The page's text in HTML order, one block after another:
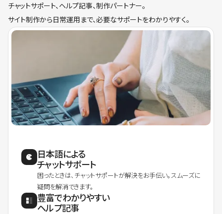
チャットサポート、ヘルプ記事、制作パートナー。
サイト制作から日常運用まで、必要なサポートをわかりやすく。
日本語による
チャットサポート
困ったときは、チャットサポートが解決をお手伝い。スムーズに
疑問を解消できます。
豊富でわかりやすい
ヘルプ記事